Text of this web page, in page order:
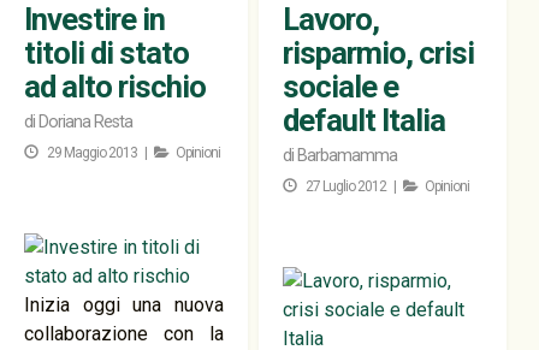
Investire in
titoli di stato
ad alto rischio
di Doriana Resta
29 Maggio 2013 | Opinioni
Inizia oggi una nuova
collaborazione con la
Lavoro,
risparmio, crisi
sociale e
default Italia
di Barbamamma
27 Luglio 2012 | Opinioni